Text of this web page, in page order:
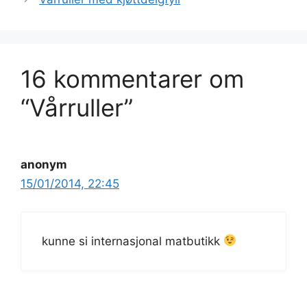
16 kommentarer om
“Vårruller”
anonym
15/01/2014, 22:45
kunne si internasjonal matbutikk